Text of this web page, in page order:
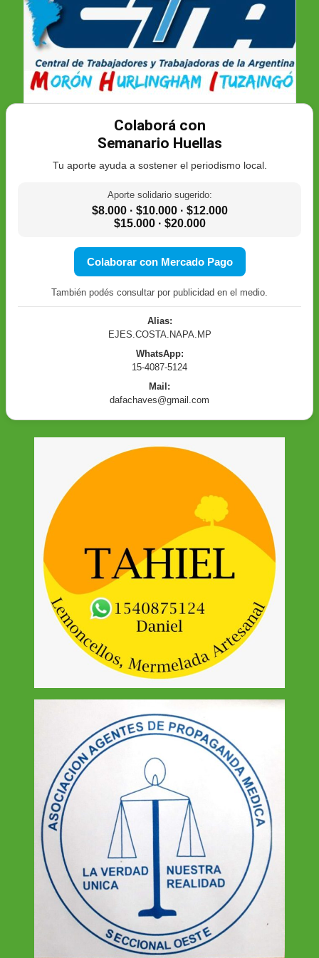
Colaborá con
Semanario Huellas
Tu aporte ayuda a sostener el periodismo local.
Aporte solidario sugerido:
$8.000 · $10.000 · $12.000
$15.000 · $20.000
Colaborar con Mercado Pago
También podés consultar por publicidad en el medio.
Alias:
EJES.COSTA.NAPA.MP
WhatsApp:
15-4087-5124
Mail:
dafachaves@gmail.com